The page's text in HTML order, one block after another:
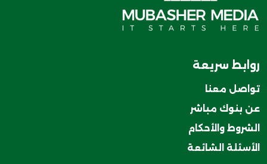
روابط سريعة
تواصل معنا
عن بنوك مباشر
الشروط والأحكام
الأسئلة الشائعة